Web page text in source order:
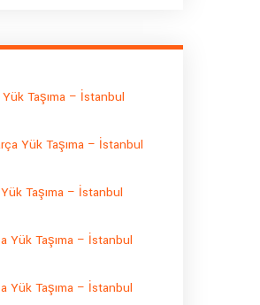
Taşıma – İstanbul
Yük Taşıma – İstanbul
Taşıma – İstanbul
Yük Taşıma – İstanbul
Yük Taşıma – İstanbul